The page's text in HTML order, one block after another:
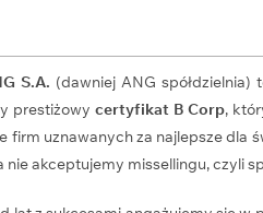
S.A. (dawniej ANG
prestiżowy certyfikat B Corp,
firm uznawanych za najlepsze dla
nie akceptujemy missellingu, czyli